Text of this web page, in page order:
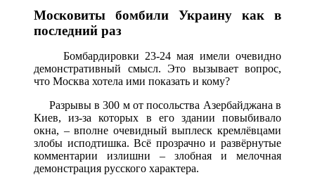
Московиты бомбили Украину как в
последний раз
Бомбардировки 23-24 мая имели очевидно
демонстративный смысл. Это вызывает вопрос,
что Москва хотела ими показать и кому?
Разрывы в 300 м от посольства Азербайджана в
Киев, из-за которых в его здании повыбивало
окна, – вполне очевидный выплеск кремлёвцами
злобы исподтишка. Всё прозрачно и развёрнутые
комментарии излишни – злобная и мелочная
демонстрация русского характера.